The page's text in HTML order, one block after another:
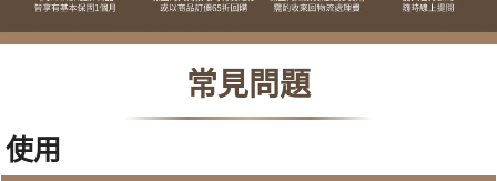
常見問題
使用